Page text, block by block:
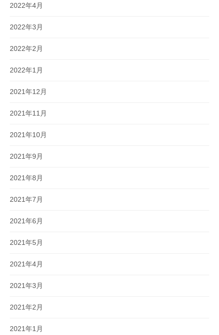
2022年4月
2022年3月
2022年2月
2022年1月
2021年12月
2021年11月
2021年10月
2021年9月
2021年8月
2021年7月
2021年6月
2021年5月
2021年4月
2021年3月
2021年2月
2021年1月